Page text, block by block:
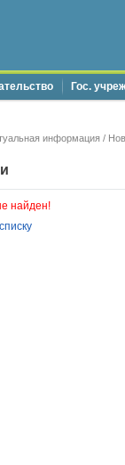
Гос.
информация /
найден!